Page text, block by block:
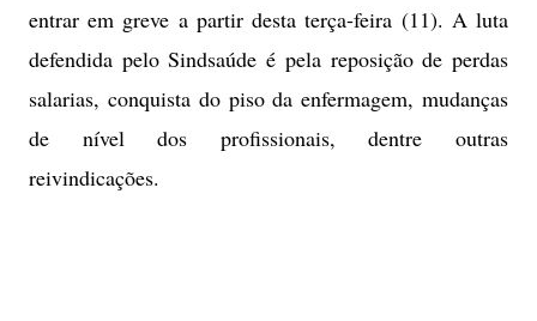
entrar em greve a partir desta terça-feira (11). A luta
defendida pelo Sindsaúde é pela reposição de perdas
salarias, conquista do piso da enfermagem, mudanças
de nível dos profissionais, dentre outras
reivindicações.